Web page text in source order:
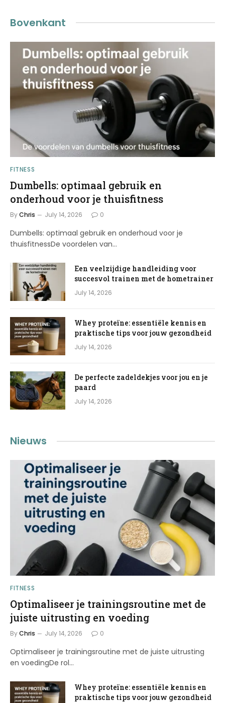
Bovenkant
FITNESS
Dumbells: optimaal gebruik en
onderhoud voor je thuisfitness
ByChris July 14, 2026 0
Dumbells: optimaal gebruik en onderhoud voor je
thuisfitnessDe voordelen van…
Een veelzijdige handleiding voor
succesvol trainen met de hometrainer
July 14, 2026
Whey proteïne: essentiële kennis en
praktische tips voor jouw gezondheid
July 14, 2026
De perfecte zadeldekjes voor jou en je
paard
July 14, 2026
Nieuws
FITNESS
Optimaliseer je trainingsroutine met de
juiste uitrusting en voeding
ByChris July 14, 2026 0
Optimaliseer je trainingsroutine met de juiste uitrusting
en voedingDe rol…
Whey proteïne: essentiële kennis en
praktische tips voor jouw gezondheid